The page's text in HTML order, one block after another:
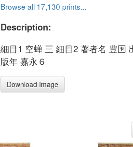
Browse all 17,130 prints...
Description:
細目1 空蝉 三 細目2 著者名 豊国
版年 嘉永６
Download Image